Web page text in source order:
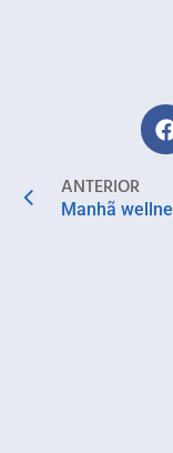
ANTERIOR